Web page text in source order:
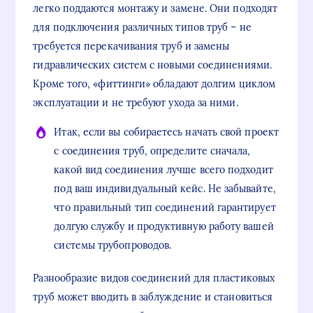
легко поддаются монтажу и замене. Они подходят
для подключения различных типов труб – не
требуется перекачивания труб и замены
гидравлических систем с новыми соединениями.
Кроме того, «фиттинги» обладают долгим циклом
эксплуатации и не требуют ухода за ними.
Итак, если вы собираетесь начать свой проект
с соединения труб, определите сначала,
какой вид соединения лучше всего подходит
под ваш индивидуальный кейс. Не забывайте,
что правильный тип соединений гарантирует
долгую службу и продуктивную работу вашей
системы трубопроводов.
Разнообразие видов соединений для пластиковых
труб может вводить в заблуждение и становиться